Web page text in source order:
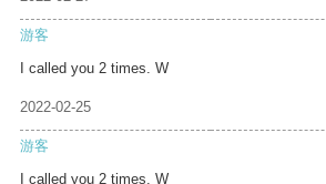
游客
I called you 2 times. W
2022-02-25
游客
I called you 2 times. W